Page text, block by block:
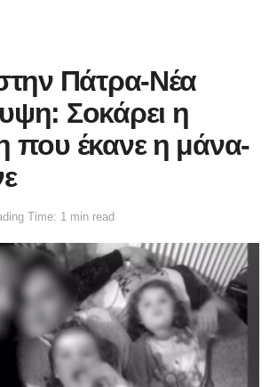
Πάτρα-Νέα
Σοκάρει η
που έκανε η μάνα-
Time: 1 min read